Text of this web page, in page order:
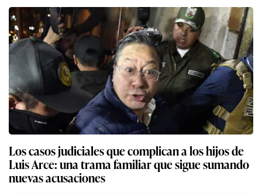
Los casos judiciales que complican a los hijos de
Luis Arce: una trama familiar que sigue sumando
nuevas acusaciones